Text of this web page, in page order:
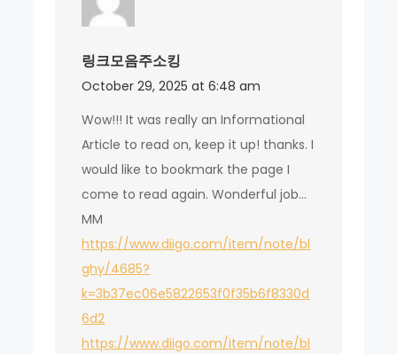
링크모음주소킹
October 29, 2025 at 6:48 am
Wow!!! It was really an Informational
Article to read on, keep it up! thanks. I
would like to bookmark the page I
come to read again. Wonderful job…
MM
https://www.diigo.com/item/note/bl
ghy/4685?
k=3b37ec06e5822653f0f35b6f8330d
6d2
https://www.diigo.com/item/note/bl